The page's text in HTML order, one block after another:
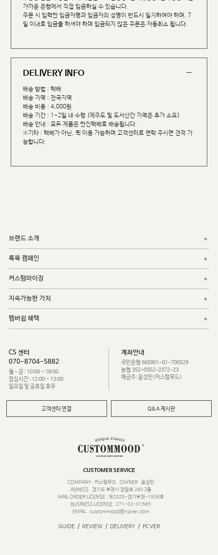
가까운 은행에서 직접 입금하실 수 있습니다.
주문 시 입력한 입금자명과 입금자의 성명이 반드시 일치하여야 하며, 7
일 이내로 입금을 하셔야 하며 입금되지 않은 주문은 자동취소 됩니다.
DELIVERY INFO
배송 방법 : 택배
배송 지역 : 전국지역
배송 비용 : 4,000원
배송 기간 : 1~2일 내 수령 (제주도 및 도서산간 지역은 추가 소요)
배송 안내 : 모든 제품은 한진택배로 배송됩니다.
※기타 : 택배가 아닌, 퀵 이용 가능하며 고객센터로 연락 주시면 견적 가
능합니다.
브랜드 소개
룩북 캠페인
커스텀마이징
지속가능한 가치
멤버쉽 혜택
CS 센터
070-8704-5882
월 - 금 : 10:00 ~ 18:00
점심시간 : 12:00 ~ 13:00
일요일 및 공휴일 휴무
계좌안내
국민은행 665901-01-700529
농협 352-0352-2372-23
예금주: 윤성민(커스텀무드)
고객센터 연결 Q&A 게시판
CUSTOMER SERVICE
COMPANY
커스텀무드 OWNER
윤성민
ADRESS
경기도 부천시 장말로 260 3층
MAIL ORDER LICENSE
제2020-경기부천-1936호
BUSINESS LICENSE 271-02-01565
EMAIL
custommood@naver.com
GUIDE / REVIEW / DELIVERY / PC VER